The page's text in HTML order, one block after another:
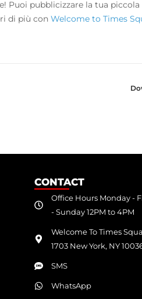
Puoi pubblicizzare la tua
di più con Welcome to Times
CONTACT
Office Hours Monday -
- Sunday 12PM to 4PM
Welcome To Times
1703 New York, NY
SMS
WhatsApp